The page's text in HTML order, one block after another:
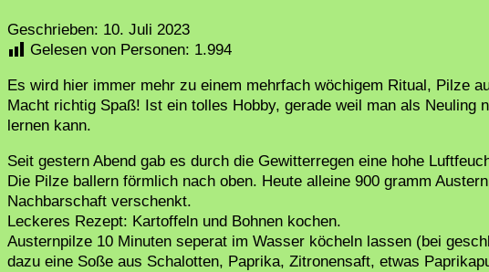
Geschrieben: 10. Juli 2023
Gelesen von Personen: 1.994
Es wird hier immer mehr zu einem mehrfach wöchigem Ritual, Pilze
Macht richtig Spaß! Ist ein tolles Hobby, gerade weil man als Neuling
lernen kann.
Seit gestern Abend gab es durch die Gewitterregen eine hohe
Die Pilze ballern förmlich nach oben. Heute alleine 900 gramm
Nachbarschaft verschenkt.
Leckeres Rezept: Kartoffeln und Bohnen kochen.
Austernpilze 10 Minuten seperat im Wasser köcheln lassen (bei
dazu eine Soße aus Schalotten, Paprika, Zitronensaft, etwas